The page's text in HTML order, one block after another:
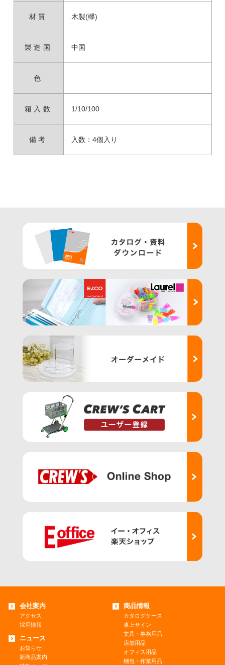
材質 木製(欅)
製造国 中国
色
箱入数 1/10/100
備考 入数：4個入り
会社案内
アクセス
採用情報
ニュース
お知らせ
新商品案内
商品情報
カタログケース
卓上サイン
文具・事務用品
店舗用品
オフィス用品
梱包・作業用品